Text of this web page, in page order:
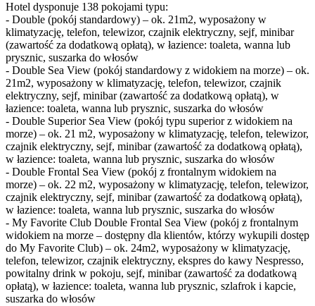
Hotel dysponuje 138 pokojami typu:
- Double (pokój standardowy) – ok. 21m2, wyposażony w
klimatyzację, telefon, telewizor, czajnik elektryczny, sejf, minibar
(zawartość za dodatkową opłatą), w łazience: toaleta, wanna lub
prysznic, suszarka do włosów
- Double Sea View (pokój standardowy z widokiem na morze) – ok.
21m2, wyposażony w klimatyzację, telefon, telewizor, czajnik
elektryczny, sejf, minibar (zawartość za dodatkową opłatą), w
łazience: toaleta, wanna lub prysznic, suszarka do włosów
- Double Superior Sea View (pokój typu superior z widokiem na
morze) – ok. 21 m2, wyposażony w klimatyzację, telefon, telewizor,
czajnik elektryczny, sejf, minibar (zawartość za dodatkową opłatą),
w łazience: toaleta, wanna lub prysznic, suszarka do włosów
- Double Frontal Sea View (pokój z frontalnym widokiem na
morze) – ok. 22 m2, wyposażony w klimatyzację, telefon, telewizor,
czajnik elektryczny, sejf, minibar (zawartość za dodatkową opłatą),
w łazience: toaleta, wanna lub prysznic, suszarka do włosów
- My Favorite Club Double Frontal Sea View (pokój z frontalnym
widokiem na morze – dostępny dla klientów, którzy wykupili dostęp
do My Favorite Club) – ok. 24m2, wyposażony w klimatyzację,
telefon, telewizor, czajnik elektryczny, ekspres do kawy Nespresso,
powitalny drink w pokoju, sejf, minibar (zawartość za dodatkową
opłatą), w łazience: toaleta, wanna lub prysznic, szlafrok i kapcie,
suszarka do włosów